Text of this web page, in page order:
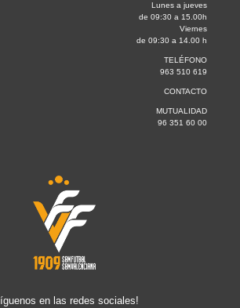
Lunes a jueves
de 09:30 a 15.00h
Viernes
de 09:30 a 14.00 h
TELÉFONO
963 510 619
CONTACTO
MUTUALIDAD
96 351 60 00
en las redes sociales!